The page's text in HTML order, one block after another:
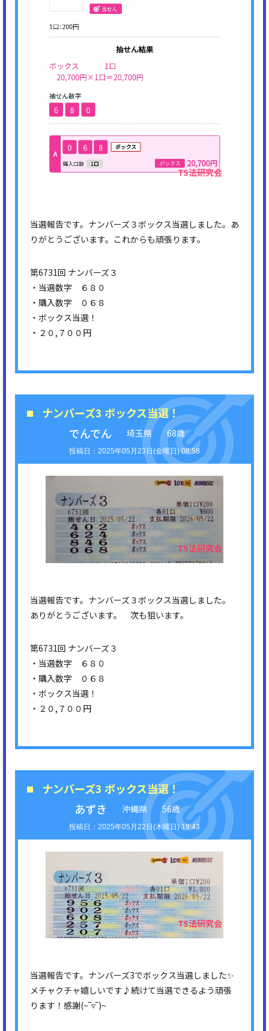
当選報告です。ナンバーズ３ボックス当選しました。あ
りがとうございます。これからも頑張ります。
第6731回 ナンバーズ３
・当選数字 ６８０
・購入数字 ０６８
・ボックス当選！
・２０,７００円
ナンバーズ3 ボックス当選！
でんでん
埼玉県 68歳
2025年05月23日(金曜日) 08:58
当選報告です。ナンバーズ３ボックス当選しました。
ありがとうございます。 次も狙います。
第6731回 ナンバーズ３
・当選数字 ６８０
・購入数字 ０６８
・ボックス当選！
・２０,７００円
ナンバーズ3 ボックス当選！
あずき
沖縄県 56歳
2025年05月22日(木曜日) 19:43
当選報告です。ナンバーズ3でボックス当選しました✨
メチャクチャ嬉しいです♪続けて当選できるよう頑張
ります！感謝(⁠~⁠‾⁠▿⁠‾⁠)⁠~